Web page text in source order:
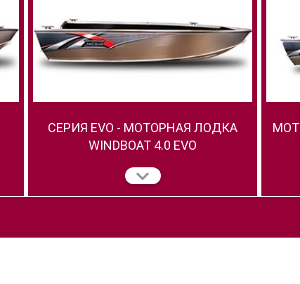
СЕРИЯ EVO - МОТОРНАЯ ЛОДКА
WINDBOAT 4.0 EVO